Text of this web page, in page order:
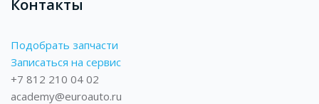
Контакты
Подобрать запчасти
Записаться на сервис
+7 812 210 04 02
academy@euroauto.ru